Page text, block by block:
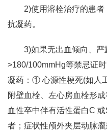
2)使用溶栓治疗的患
抗凝药。
3)如果无出血倾向、
>180/100mmHg等禁忌证
凝药：① 心源性梗死(如人
附壁血栓、左心房血栓形
血性卒中伴有活性蛋白C
者；症状性颅外夹层动脉